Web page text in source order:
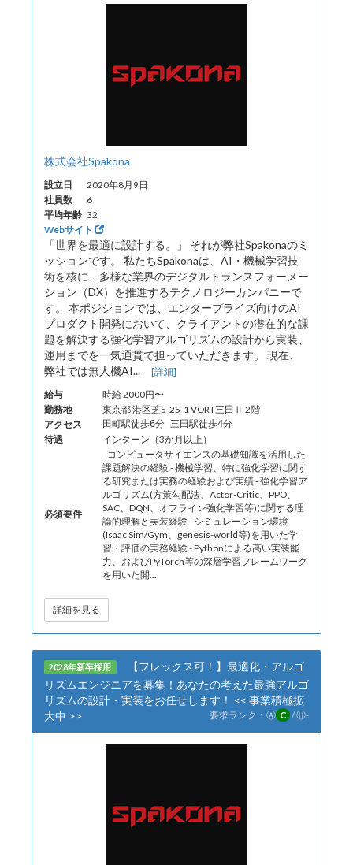
株式会社Spakona
設立日
2020年8月9日
社員数
6
平均年齢 32
Webサイト
「世界を最適に設計する。」 それが弊社Spakonaのミ
ッションです。 私たちSpakonaは、AI・機械学習技
術を核に、多様な業界のデジタルトランスフォーメー
ション（DX）を推進するテクノロジーカンパニーで
す。 本ポジションでは、エンタープライズ向けのAI
プロダクト開発において、クライアントの潜在的な課
題を解決する強化学習アルゴリズムの設計から実装、
運用までを一気通貫で担っていただきます。 現在、
弊社では無人機AI... [詳細]
給与
時給 2000円〜
勤務地
東京都 港区芝5-25-1 VORT三田Ⅱ 2階
アクセス
田町駅徒歩6分 三田駅徒歩4分
待遇 インターン（3か月以上）
必須要件
- コンピュータサイエンスの基礎知識を活用した
課題解決の経験 - 機械学習、特に強化学習に関す
る研究または実務の経験および実績 - 強化学習ア
ルゴリズム(方策勾配法、Actor-Critic、PPO、
SAC、DQN、オフライン強化学習等)に関する理
論的理解と実装経験 - シミュレーション環境
(Isaac Sim/Gym、genesis-world等)を用いた学
習・評価の実務経験 - Pythonによる高い実装能
力、およびPyTorch等の深層学習フレームワーク
を用いた開...
詳細を見る
2028年新卒採用
【フレックス可！】最適化・アルゴ
リズムエンジニアを募集！あなたの考えた最強アルゴ
リズムの設計・実装をお任せします！ << 事業積極拡
大中 >>
要求ランク： Ⓐ C /Ⓗ-